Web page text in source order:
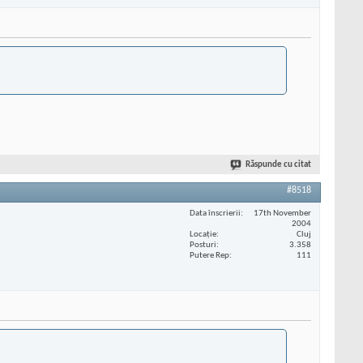
Răspunde cu citat
#8518
Data înscrierii
17th November
2004
Locaţie
Cluj
Posturi
3.358
Putere Rep
111